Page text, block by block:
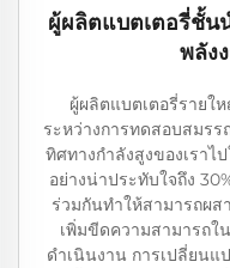
ผู้ผลิตแบตเตอรี่ชั้น
พลัง
ผู้ผลิตแบตเตอรี่รายใ
ระหว่างการทดสอบสมร
ทิศทางกำลังสูงของเราไ
อย่างน่าประทับใจถึง
ร่วมกันทำให้สามารถผส
เพิ่มขีดความสามารถ
ดำเนินงาน การเปลี่ยนแ